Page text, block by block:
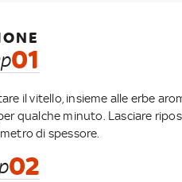
01
il vitello, insieme alle erbe
qualche minuto. Lasciare
di spessore.
02